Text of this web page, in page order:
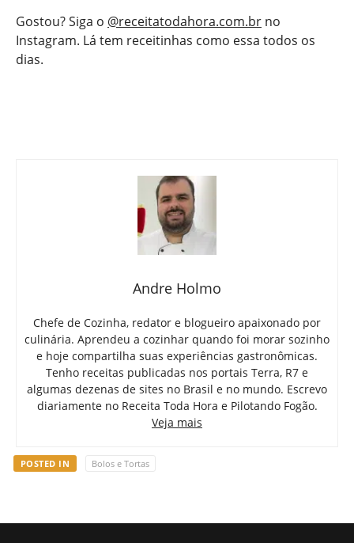
Gostou? Siga o @receitatodahora.com.br no
Instagram. Lá tem receitinhas como essa todos os
dias.
Andre Holmo
Chefe de Cozinha, redator e blogueiro apaixonado por
culinária. Aprendeu a cozinhar quando foi morar sozinho
e hoje compartilha suas experiências gastronômicas.
Tenho receitas publicadas nos portais Terra, R7 e
algumas dezenas de sites no Brasil e no mundo. Escrevo
diariamente no Receita Toda Hora e Pilotando Fogão.
Veja mais
POSTED IN Bolos e Tortas